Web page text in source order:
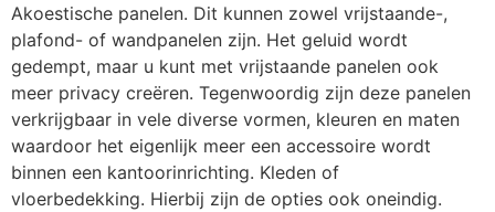
Akoestische panelen. Dit kunnen zowel vrijstaande-,
plafond- of wandpanelen zijn. Het geluid wordt
gedempt, maar u kunt met vrijstaande panelen ook
meer privacy creëren. Tegenwoordig zijn deze panelen
verkrijgbaar in vele diverse vormen, kleuren en maten
waardoor het eigenlijk meer een accessoire wordt
binnen een kantoorinrichting. Kleden of
vloerbedekking. Hierbij zijn de opties ook oneindig.